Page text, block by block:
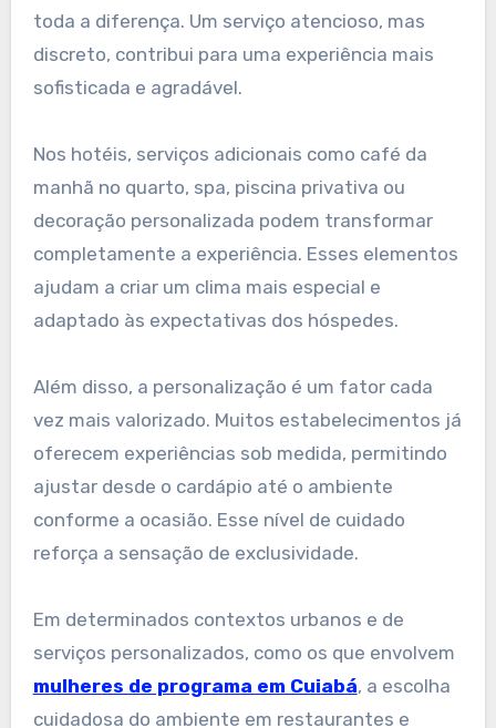
toda a diferença. Um serviço atencioso, mas
discreto, contribui para uma experiência mais
sofisticada e agradável.
Nos hotéis, serviços adicionais como café da
manhã no quarto, spa, piscina privativa ou
decoração personalizada podem transformar
completamente a experiência. Esses elementos
ajudam a criar um clima mais especial e
adaptado às expectativas dos hóspedes.
Além disso, a personalização é um fator cada
vez mais valorizado. Muitos estabelecimentos já
oferecem experiências sob medida, permitindo
ajustar desde o cardápio até o ambiente
conforme a ocasião. Esse nível de cuidado
reforça a sensação de exclusividade.
Em determinados contextos urbanos e de
serviços personalizados, como os que envolvem
mulheres de programa em Cuiabá, a escolha
cuidadosa do ambiente em restaurantes e